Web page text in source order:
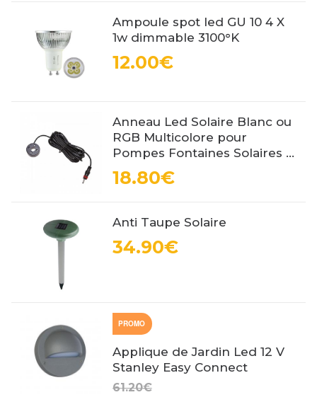
Ampoule spot led GU 10 4 X
1w dimmable 3100°K
12.00€
Anneau Led Solaire Blanc ou
RGB Multicolore pour
Pompes Fontaines Solaires ...
18.80€
Anti Taupe Solaire
34.90€
PROMO
Applique de Jardin Led 12 V
Stanley Easy Connect
61.20€